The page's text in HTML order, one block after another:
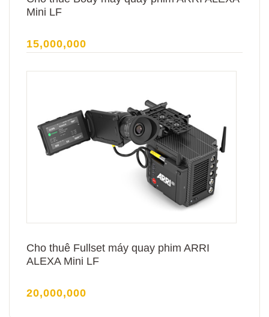
Mini LF
15,000,000
Cho thuê Fullset máy quay phim ARRI
ALEXA Mini LF
20,000,000